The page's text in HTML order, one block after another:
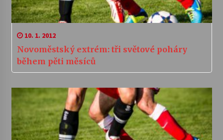
10. 1. 2012
Novoměstský extrém: tři světové poháry
během pěti měsíců